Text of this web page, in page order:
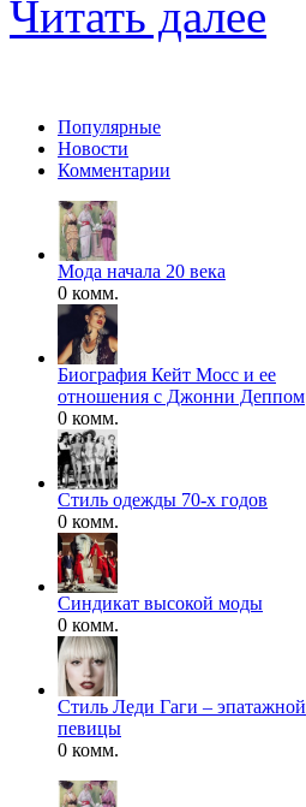
Читать далее
Популярные
Новости
Комментарии
Мода начала 20 века
0 комм.
Биография Кейт Мосс и ее
отношения с Джонни Деппом
0 комм.
Стиль одежды 70-х годов
0 комм.
Синдикат высокой моды
0 комм.
Стиль Леди Гаги – эпатажной
певицы
0 комм.